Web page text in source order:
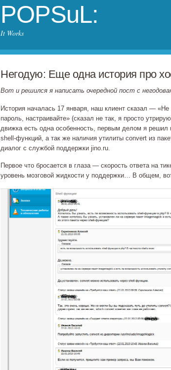
POPSuL:
It Works
Негодую: Еще одна история про
Вот и решился я написать очередной пост с
История началась 17 января, наш клиент сказал —
пароль, настраивайте» (сказал не так, я просто
движка есть одна особенность, первым делом я решил
shell‐функций , а так же наличия утилиты convert из
диалог с службой поддержки jino.ru.
Первое что бросается в глаза — скорость ответа на
уровень мозговой жидкости у поддержки… В общем,